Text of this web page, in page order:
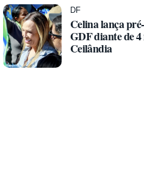
DF
Celina lança
GDF diante de 4
Ceilândia